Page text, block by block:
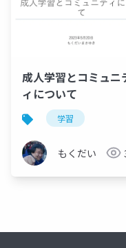
成人学習とコミュニ
ィについて
学習
もくだい